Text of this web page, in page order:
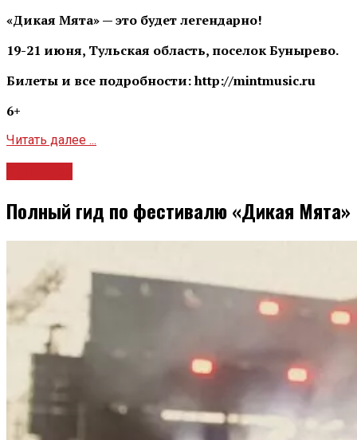
«Дикая Мята» — это будет легендарно!
19-21 июня, Тульская область, поселок Бунырево.
Билеты и все подробности: http://mintmusic.ru
6+
Читать далее ...
Полный гид по фестивалю «Дикая Мята»